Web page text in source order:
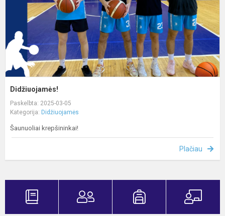
Didžiuojamės!
Paskelbta: 2025-03-05
Kategorija: Didžiuojamės
Šaunuoliai krepšininkai!
Plačiau